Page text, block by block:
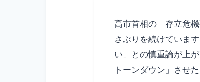
高市首相の「存立危
さぶりを続けていま
い」との慎重論が上
トーンダウン」させ